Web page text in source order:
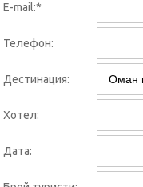
E-mail:*
Телефон:
Дестинация:
Хотел:
Дата: